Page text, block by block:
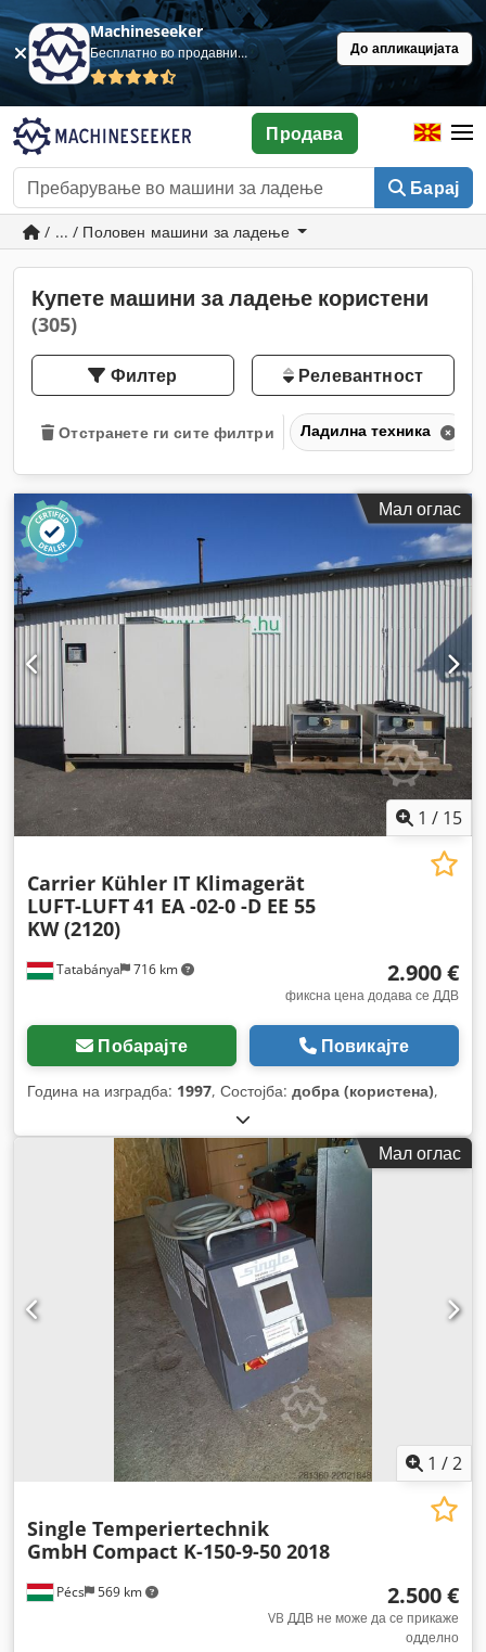
Machineseeker
Бесплатно во продавница До апликацијата
Барај
Продава
/ ... / Половен машини за ладење
Купете машини за ладење користени
(305)
Филтер Релевантност
Отстранете ги сите филтри Ладилна техника
Мал оглас
1 / 15
Tatabánya 716 km
Carrier Kühler IT Klimagerät
LUFT-LUFT41 EA -02-0 -D EE 55
KW (2120)
2.900 €
фиксна цена додава се ДДВ
Побарајте Повикајте
Година на изградба: 1997, Состојба: добра (користена),
Мал оглас
1 /2
Pécs 569 km
Single Temperiertechnik
GmbH Compact K-150-9-50 2018
2.500 €
VB ДДВ не може да се прикаже
одделно